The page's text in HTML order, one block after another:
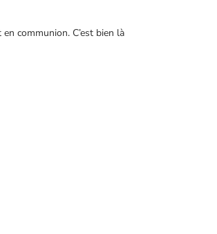
communion. C’est bien là